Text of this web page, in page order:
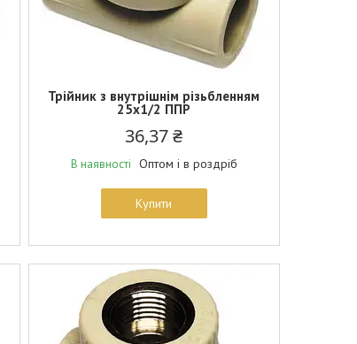
Трійник з внутрішнім різьбленням
25х1/2 ППР
36,37 ₴
В наявності Оптом і в роздріб
Купити